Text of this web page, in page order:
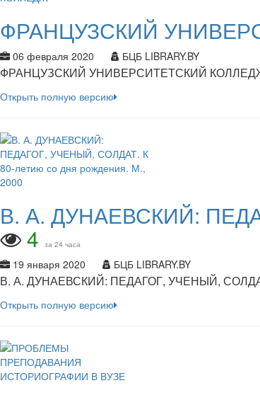
ФРАНЦУЗСКИЙ
06 февраля 2020 БЦБ LIBRARY.BY
ФРАНЦУЗСКИЙ УНИВЕРСИТЕТСКИЙ
Открыть полную версию
В. А. ДУНАЕВСКИЙ:
4 за 24 часа
19 января 2020 БЦБ LIBRARY.BY
В. А. ДУНАЕВСКИЙ: ПЕДАГОГ, УЧЕНЫЙ,
Открыть полную версию